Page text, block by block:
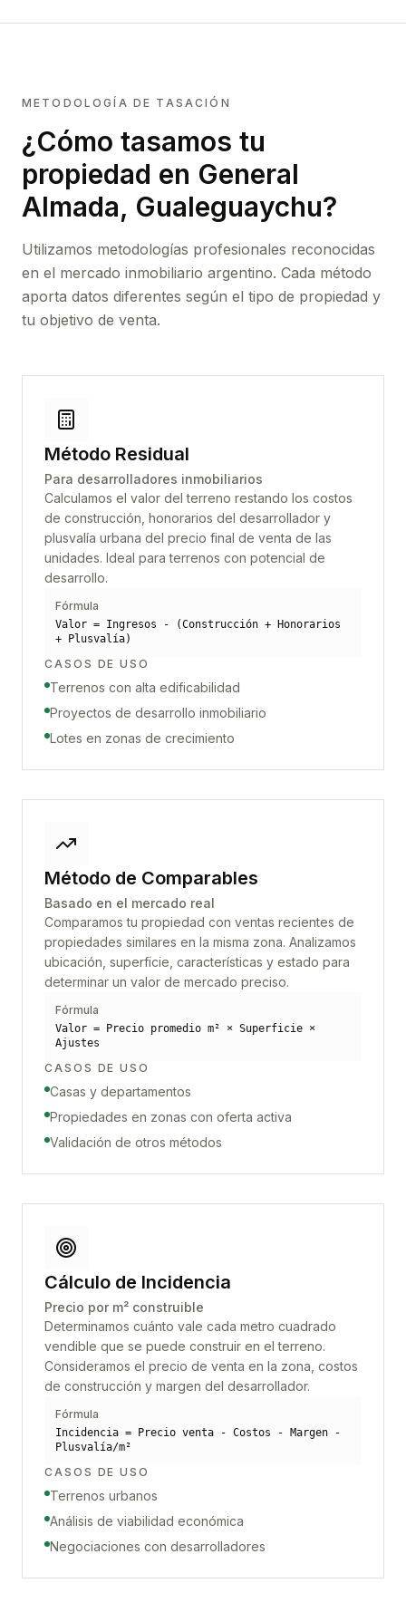
METODOLOGÍA DE TASACIÓN
¿Cómo tasamos tu
propiedad en General
Almada, Gualeguaychu?
Utilizamos metodologías profesionales reconocidas
en el mercado inmobiliario argentino. Cada método
aporta datos diferentes según el tipo de propiedad y
tu objetivo de venta.
Método Residual
Para desarrolladores inmobiliarios
Calculamos el valor del terreno restando los costos
de construcción, honorarios del desarrollador y
plusvalía urbana del precio final de venta de las
unidades. Ideal para terrenos con potencial de
desarrollo.
Fórmula
Valor = Ingresos - (Construcción + Honorarios
+ Plusvalía)
CASOS DE USO
Terrenos con alta edificabilidad
Proyectos de desarrollo inmobiliario
Lotes en zonas de crecimiento
Método de Comparables
Basado en el mercado real
Comparamos tu propiedad con ventas recientes de
propiedades similares en la misma zona. Analizamos
ubicación, superficie, características y estado para
determinar un valor de mercado preciso.
Fórmula
Valor = Precio promedio m² × Superficie ×
Ajustes
CASOS DE USO
Casas y departamentos
Propiedades en zonas con oferta activa
Validación de otros métodos
Cálculo de Incidencia
Precio por m² construible
Determinamos cuánto vale cada metro cuadrado
vendible que se puede construir en el terreno.
Consideramos el precio de venta en la zona, costos
de construcción y margen del desarrollador.
Fórmula
Incidencia = Precio venta - Costos - Margen -
Plusvalía/m²
CASOS DE USO
Terrenos urbanos
Análisis de viabilidad económica
Negociaciones con desarrolladores